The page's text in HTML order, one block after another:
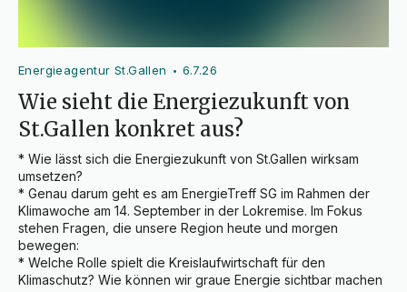
Energieagentur St.Gallen • 6.7.26
Wie sieht die Energiezukunft von
St.Gallen konkret aus?
* Wie lässt sich die Energiezukunft von St.Gallen wirksam
umsetzen?
* Genau darum geht es am EnergieTreff SG im Rahmen der
Klimawoche am 14. September in der Lokremise. Im Fokus
stehen Fragen, die unsere Region heute und morgen
bewegen:
* Welche Rolle spielt die Kreislaufwirtschaft für den
Klimaschutz? Wie können wir graue Energie sichtbar machen